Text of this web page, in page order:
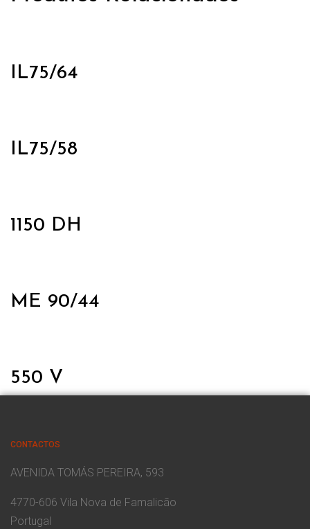
IL75/64
IL75/58
1150 DH
ME 90/44
550 V
CONTACTOS
AVENIDA TOMÁS PEREIRA, 593
4770-606 Vila Nova de Famalicão
Portugal